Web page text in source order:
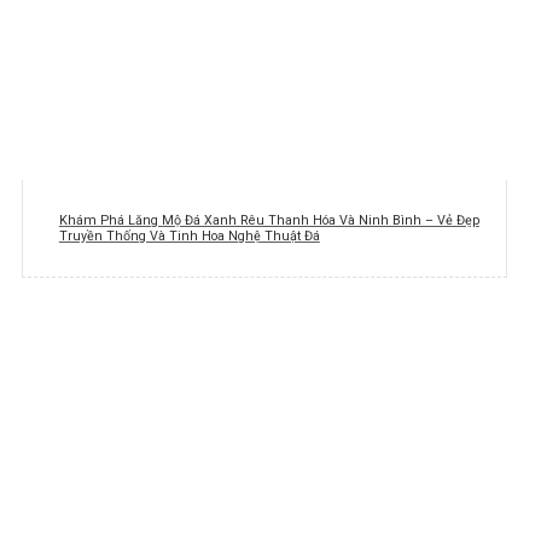
Khám Phá Lăng Mộ Đá Xanh Rêu Thanh Hóa Và Ninh Bình – Vẻ Đẹp
Truyền Thống Và Tinh Hoa Nghệ Thuật Đá